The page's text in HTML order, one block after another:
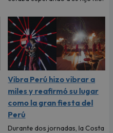
Vibra Perú hizo vibrar a
miles y reafirmó su lugar
como la gran fiesta del
Perú
Durante dos jornadas, la Costa